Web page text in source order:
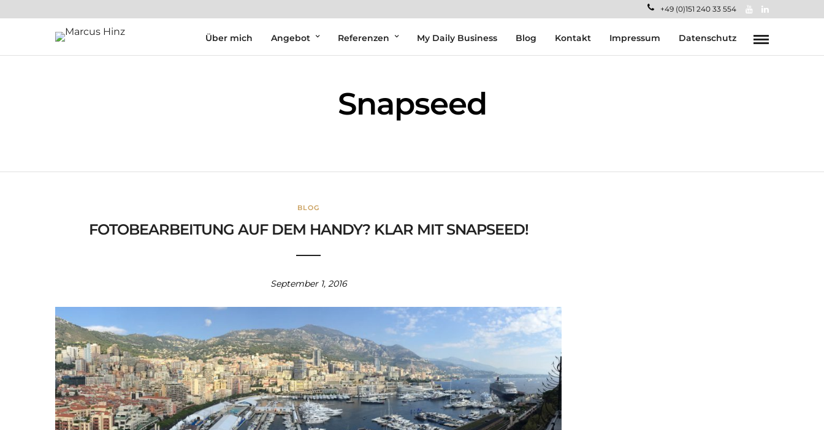
+49 (0)151 240 33 554
Über mich Angebot Referenzen My Daily Business Blog Kontakt Impressum Datenschutz
Snapseed
BLOG
FOTOBEARBEITUNG AUF DEM HANDY? KLAR MIT SNAPSEED!
September 1, 2016